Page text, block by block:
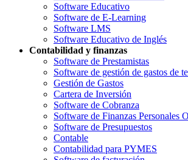
Software Educativo
Software de E-Learning
Software LMS
Software Educativo de Inglés
Contabilidad y finanzas
Software de Prestamistas
Software de gestión de gastos de
Gestión de Gastos
Cartera de Inversión
Software de Cobranza
Software de Finanzas Personales
Software de Presupuestos
Contable
Contabilidad para PYMES